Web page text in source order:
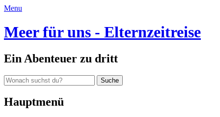
E-
Adresse:
Menu
Meer für uns - Elternzeitreise
Ein Abenteuer zu dritt
Suche
nach:
Hauptmenü